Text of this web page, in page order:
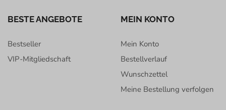
BESTE ANGEBOTE
Bestseller
VIP-Mitgliedschaft
MEIN KONTO
Mein Konto
Bestellverlauf
Wunschzettel
Meine Bestellung verfolgen